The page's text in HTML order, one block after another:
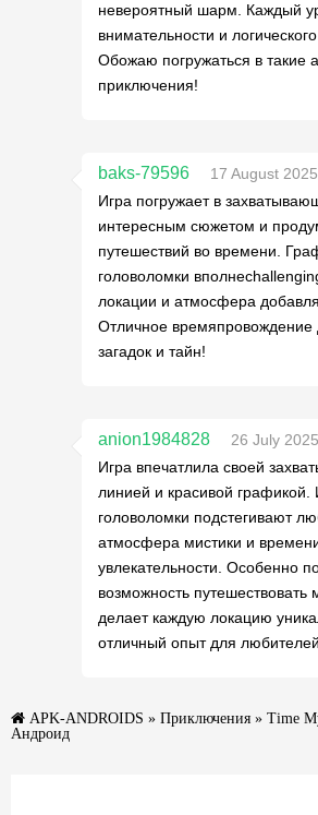
невероятный шарм. Каждый
внимательности и
Обожаю погружаться в такие
приключения!
baks-79596
17 August
Игра погружает в
интересным сюжетом и
путешествий во времени.
головоломки
локации и атмосфера
Отличное времяпровождение
загадок и тайн!
anion1984828
26 July
Игра впечатлила своей
линией и красивой
головоломки подстегивают
атмосфера мистики и
увлекательности. Особенно
возможность
делает каждую локацию
отличный опыт для
APK-ANDROIDS » Приключения » Time
Андроид